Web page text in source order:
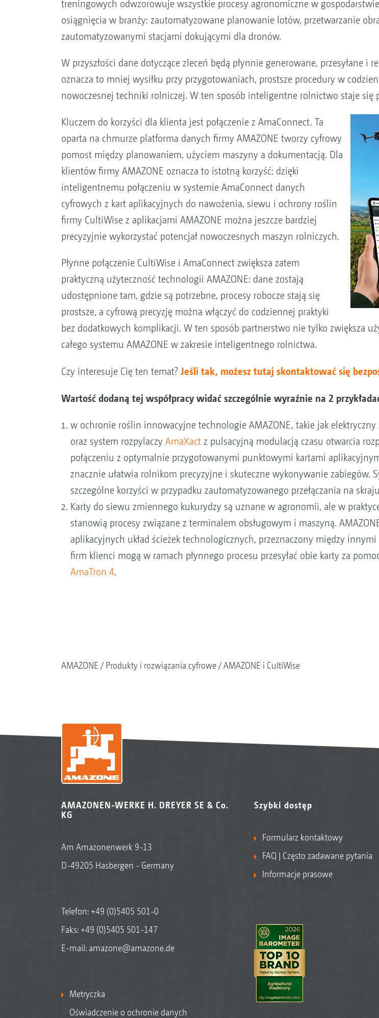
treningowych odwzorowuje wszystkie procesy agronomiczne w
osiągnięcia w branży: zautomatyzowane planowanie lotów, przetwarzanie
zautomatyzowanymi stacjami dokującymi dla dronów.
W przyszłości dane dotyczące zleceń będą płynnie generowane, przesyłane
oznacza to mniej wysiłku przy przygotowaniach, prostsze procedury w
nowoczesnej techniki rolniczej. W ten sposób inteligentne rolnictwo staje się
Kluczem do korzyści dla klienta jest połączenie z AmaConnect. Ta
oparta na chmurze platforma danych firmy AMAZONE tworzy cyfrowy
pomost między planowaniem, użyciem maszyny a dokumentacją. Dla
klientów firmy AMAZONE oznacza to istotną korzyść: dzięki
inteligentnemu połączeniu w systemie AmaConnect danych
cyfrowych z kart aplikacyjnych do nawożenia, siewu i ochrony roślin
firmy CultiWise z aplikacjami AMAZONE można jeszcze bardziej
precyzyjnie wykorzystać potencjał nowoczesnych maszyn rolniczych.
Płynne połączenie CultiWise i AmaConnect zwiększa zatem
praktyczną użyteczność technologii AMAZONE: dane zostają
udostępnione tam, gdzie są potrzebne, procesy robocze stają się
prostsze, a cyfrową precyzję można włączyć do codziennej praktyki
bez dodatkowych komplikacji. W ten sposób partnerstwo nie tylko zwiększa
całego systemu AMAZONE w zakresie inteligentnego rolnictwa.
Czy interesuje Cię ten temat?Jeśli tak, możesz tutaj skontaktować się
Wartość dodaną tej współpracy widać szczególnie wyraźnie na 2
w ochronie roślin innowacyjne technologie AMAZONE, takie jak elektryczny
oraz system rozpylaczy AmaXact z pulsacyjną modulacją czasu otwarcia
połączeniu z optymalnie przygotowanymi punktowymi kartami
znacznie ułatwia rolnikom precyzyjne i skuteczne wykonywanie zabiegów.
szczególne korzyści w przypadku zautomatyzowanego przełączania na
Karty do siewu zmiennego kukurydzy są uznane w agronomii, ale w
stanowią procesy związane z terminalem obsługowym i maszyną.
aplikacyjnych układ ścieżek technologicznych, przeznaczony między
firm klienci mogą w ramach płynnego procesu przesyłać obie karty za
AmaTron 4.
AMAZONE Produkty i rozwiązania cyfrowe AMAZONE i CultiWise
AMAZONEN-WERKE H. DREYER SE & Co.
KG
Am Amazonenwerk 9-13
D-49205 Hasbergen - Germany
Telefon:+49 (0)5405 501-0
Faks: +49 (0)5405 501-147
E-mail: amazone@amazone.de
Metryczka
Oświadczenie o ochronie danych
Szybki dostęp
Formularz kontaktowy
FAQ | Często zadawane pytania
Informacje prasowe